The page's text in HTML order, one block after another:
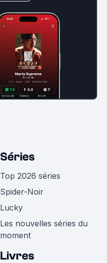
Séries
Top 2026 séries
Spider-Noir
Lucky
Les nouvelles séries du
moment
Livres